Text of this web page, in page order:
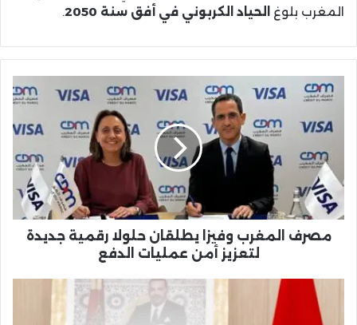
المغرب بلوغ
الحياد الكربوني في أفق سنة 2050 .
مصرف
المغرب
يطلقان
حلولا
رقمية
جديدة
لتعزيز
أمن
عمليات
مصرف المغرب وفيزا يطلقان حلولا رقمية جديدة
لتعزيز أمن عمليات الدفع
اجتماع
مجلس